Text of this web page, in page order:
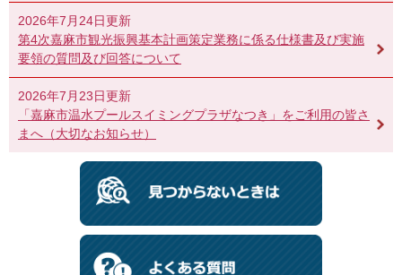
2026年7月24日更新
第4次嘉麻市観光振興基本計画策定業務に係る仕様書及び実施
要領の質問及び回答について
2026年7月23日更新
「嘉麻市温水プールスイミングプラザなつき」をご利用の皆さ
まへ（大切なお知らせ）